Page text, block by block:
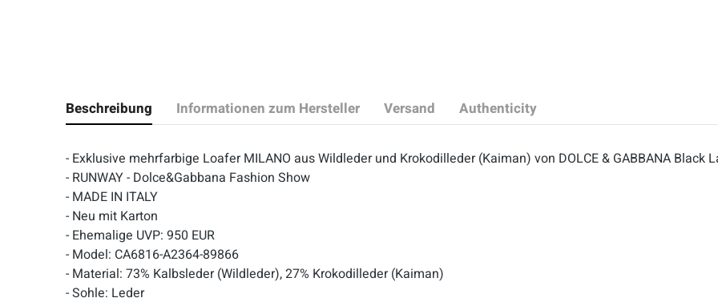
Beschreibung Informationen zum Hersteller Versand Authenticity
- Exklusive mehrfarbige Loafer MILANO aus Wildleder und Krokodilleder (Kaiman) von DOLCE & GABBANA Black
- RUNWAY - Dolce&Gabbana Fashion Show
- MADE IN ITALY
- Neu mit Karton
- Ehemalige UVP: 950 EUR
- Model: CA6816-A2364-89866
- Material: 73% Kalbsleder (Wildleder), 27% Krokodilleder (Kaiman)
- Sohle: Leder